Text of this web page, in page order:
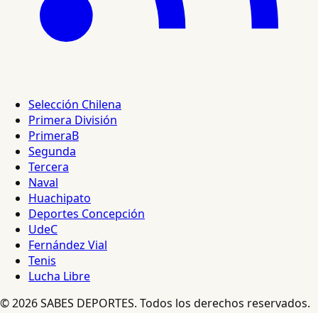
Selección Chilena
Primera División
PrimeraB
Segunda
Tercera
Naval
Huachipato
Deportes Concepción
UdeC
Fernández Vial
Tenis
Lucha Libre
© 2026 SABES DEPORTES. Todos los derechos reservados.